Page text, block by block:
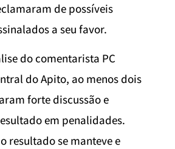
de possíveis
a seu favor.
do comentarista PC
do Apito, ao menos dois
forte discussão e
em penalidades.
resultado se manteve e